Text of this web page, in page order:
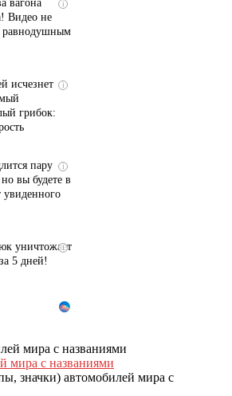
i
вагона
Видео не
равнодушным
i
исчезнет
грибок:
i
пару
вы будете в
увиденного
i
уничтожает
5 дней!
мира с названиями
значки) автомобилей мира с